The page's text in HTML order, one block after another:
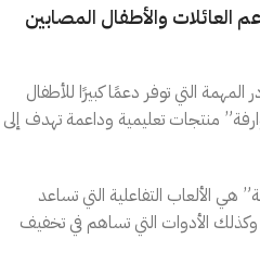
العائلات والأطفال المصابين
التي توفر دعمًا كبيرًا للأطفال
منتجات تعليمية وداعمة تهدف إلى
هي الألعاب التفاعلية التي تساعد
وكذلك الأدوات التي تساهم في تخفيف